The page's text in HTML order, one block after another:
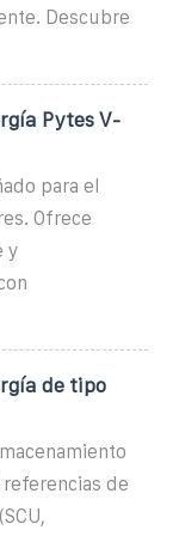
Descubre
Pytes V-
para el
Ofrece
y
de tipo
de